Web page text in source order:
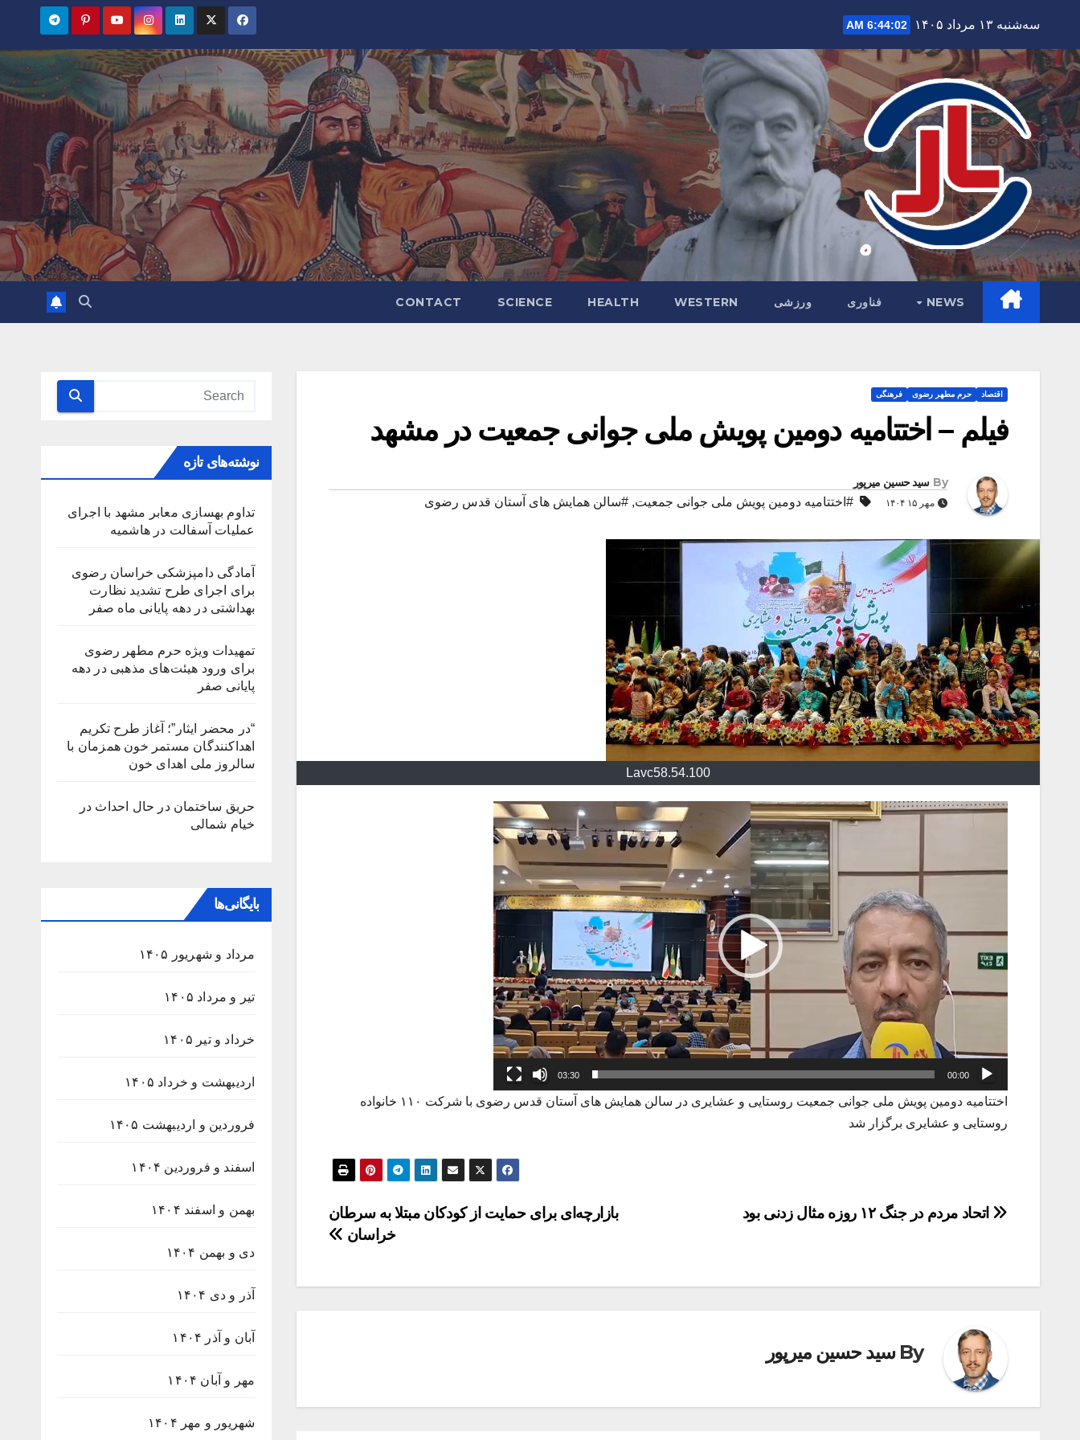
content
سه‌شنبه ۱۳ مرداد ۱۴۰۵ 6:44:04 AM
NEWS فناوری ورزشی WESTERN
HEALTH
SCIENCE
CONTACT
اقتصاد حرم مطهر رضوی فرهنگی
فیلم – اختتامیه دومین پویش ملی جوانی جمعیت در مشهد
By سید حسین میرپور
مهر ۱۵ ۱۴۰۴ #اختتامیه دومین پویش ملی جوانی جمعیت, #سالن همایش های آستان قدس رضوی
Lavc58.54.100
نمایشگر
00:00
03:30
اختتامیه دومین پویش ملی جوانی جمعیت روستایی و عشایری در سالن همایش های آستان قدس رضوی با شرکت ۱۱۰ خانواده
روستایی و عشایری برگزار شد
راهبری
بازارچه‌ای برای حمایت از کودکان مبتلا به سرطان
خراسان
اتحاد مردم در جنگ ۱۲ روزه مثال زدنی بود
By سید حسین میرپور
نوشته‌های تازه
تداوم بهسازی معابر مشهد با اجرای
عملیات آسفالت در هاشمیه
آمادگی دامپزشکی خراسان رضوی
برای اجرای طرح تشدید نظارت
بهداشتی در دهه پایانی ماه صفر
تمهیدات ویژه حرم مطهر رضوی
برای ورود هیئت‌های مذهبی در دهه
پایانی صفر
“در محضر ایثار”؛ آغاز طرح تکریم
اهداکنندگان مستمر خون همزمان با
سالروز ملی اهدای خون
حریق ساختمان در حال احداث در
خیام شمالی
بایگانی‌ها
مرداد و شهریور ۱۴۰۵
تیر و مرداد ۱۴۰۵
خرداد و تیر ۱۴۰۵
اردیبهشت و خرداد ۱۴۰۵
فروردین و اردیبهشت ۱۴۰۵
اسفند و فروردین ۱۴۰۴
بهمن و اسفند ۱۴۰۴
دی و بهمن ۱۴۰۴
آذر و دی ۱۴۰۴
آبان و آذر ۱۴۰۴
مهر و آبان ۱۴۰۴
شهریور و مهر ۱۴۰۴